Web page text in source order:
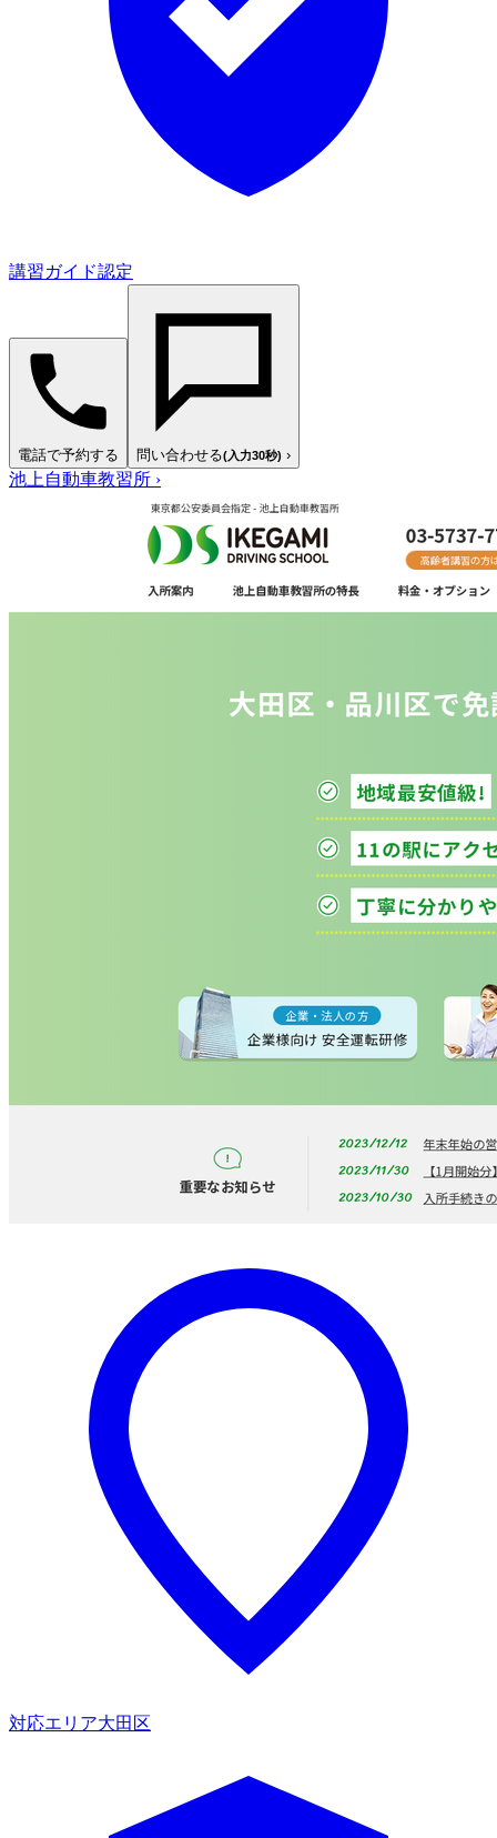
講習ガイド認定
電話で予約する 問い合わせる(入力30秒) ›
池上自動車教習所 ›
対応エリア大田区